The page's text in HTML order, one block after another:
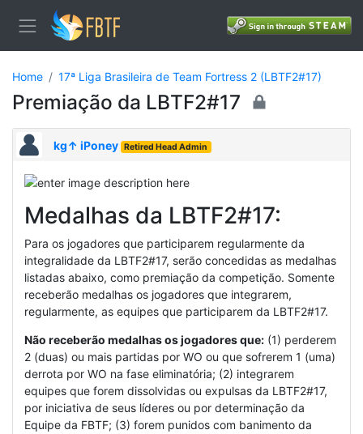
Home 17ª Liga Brasileira de Team Fortress 2 (LBTF2#17)
Premiação da LBTF2#17
kg↑ iPoney Retired Head Admin
Medalhas da LBTF2#17:
Para os jogadores que participarem regularmente da
integralidade da LBTF2#17, serão concedidas as medalhas
listadas abaixo, como premiação da competição. Somente
receberão medalhas os jogadores que integrarem,
regularmente, as equipes que participarem da LBTF2#17.
Não receberão medalhas os jogadores que: (1) perderem
2 (duas) ou mais partidas por WO ou que sofrerem 1 (uma)
derrota por WO na fase eliminatória; (2) integrarem
equipes que forem dissolvidas ou expulsas da LBTF2#17,
por iniciativa de seus líderes ou por determinação da
Equipe da FBTF; (3) forem punidos com banimento da